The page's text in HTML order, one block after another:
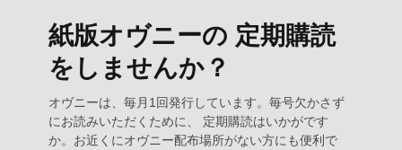
紙版オヴニーの 定期購読
をしませんか？
オヴニーは、毎月1回発行しています。毎号欠かさず
にお読みいただくために、 定期購読はいかがです
か。お近くにオヴニー配布場所がない方にも便利で